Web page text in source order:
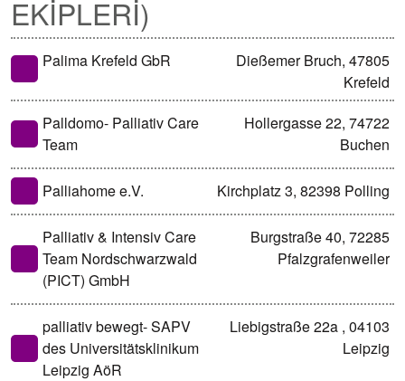
EKİPLERİ)
Palima Krefeld GbR
Dießemer Bruch, 47805
Krefeld
Palldomo- Palliativ Care
Team
Hollergasse 22, 74722
Buchen
Palliahome e.V. Kirchplatz 3, 82398 Polling
Palliativ & Intensiv Care
Team Nordschwarzwald
(PICT) GmbH
Burgstraße 40, 72285
Pfalzgrafenweiler
palliativ bewegt- SAPV
des Universitätsklinikum
Leipzig AöR
Liebigstraße 22a , 04103
Leipzig